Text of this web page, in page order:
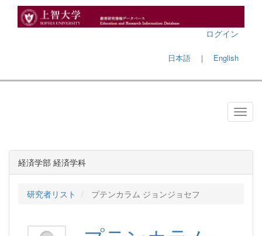
ログイン
日本語 ｜ English
経済学部 経済学科
研究者リスト プテンカラム ジョンジョセフ